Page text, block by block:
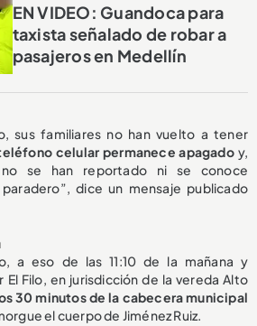
EN VIDEO: Guandoca para
taxista señalado de robar a
pasajeros en Medellín
sus familiares no han vuelto a tener
celular permanece apagadoy,
se han reportado ni se conoce
dice un mensaje publicado
a eso de las 11:10 de la mañana y
Filo, en jurisdicción de la vereda Alto
30 minutos de la cabecera municipal
el cuerpo de Jiménez Ruiz.